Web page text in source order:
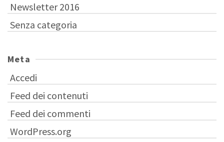
Newsletter 2016
Senza categoria
Meta
Accedi
Feed dei contenuti
Feed dei commenti
WordPress.org